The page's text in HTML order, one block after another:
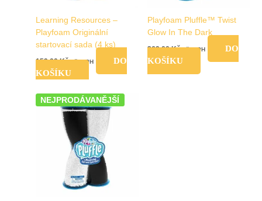
Learning Resources –
Playfoam Originální
startovací sada (4 ks)
159,00Kč vč. DPH
DO
KOŠÍKU
Playfoam Pluffle™ Twist
Glow In The Dark
369,00Kč vč. DPH
DO
KOŠÍKU
NEJPRODÁVANĚJŠÍ